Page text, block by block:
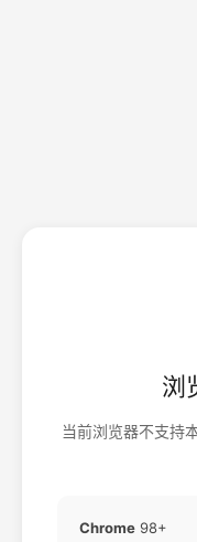
浏
当前浏览器不支持
Chrome 98+